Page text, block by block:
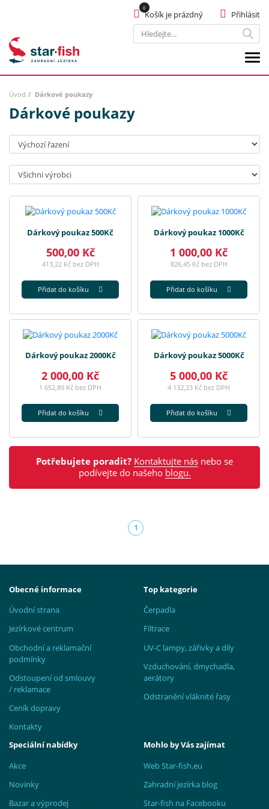
Hledat
Přihlásit
Košík je prázdný
Úvod Dárkové poukazy
Dárkové poukazy
Seřadit:
Výrobci:
Dárkový poukaz 500Kč
500,00 Kč
413,22 Kč bez DPH
Přidat do košíku
Dárkový poukaz 1000Kč
1 000,00 Kč
826,45 Kč bez DPH
Přidat do košíku
Dárkový poukaz 2000Kč
2 000,00 Kč
1 652,89 Kč bez DPH
Přidat do košíku
Dárkový poukaz 5000Kč
5 000,00 Kč
4 132,23 Kč bez DPH
Přidat do košíku
Potřebujete poradit? Kontaktujte nás nebo se
podívejte do našeho blogu.
1(aktuální)
Obecné informace
Úvodní strana
Jezírkové centrum
Obchodní a reklamační
podmínky
Odstoupení od smlouvy
/ reklamace
Ceník dopravy
Kontakty
Top kategorie
Čerpadla
Filtrace
UV-C lampy, zářivky a díly
Vzduchování, dmychadla,
aerátory
Odstranění vláknité řasy
Speciální nabídky
Akce
Novinky
Bazar a výprodej
Mohlo by Vás zajímat
Web Star-fish.eu
Zahradní jezírka blog
Star-fish na Facebooku